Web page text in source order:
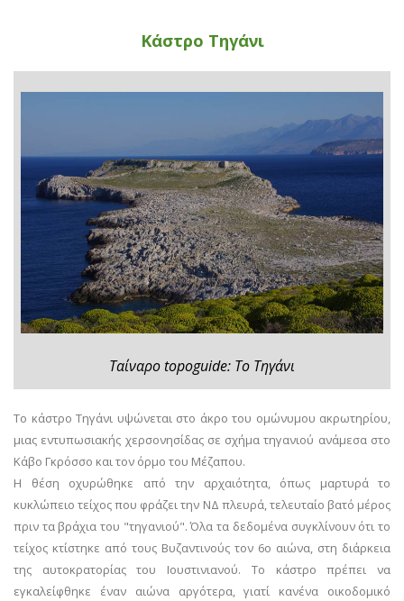
Κάστρο Τηγάνι
Ταίναρο topoguide: Το Τηγάνι
Το κάστρο Τηγάνι υψώνεται στο άκρο του ομώνυμου ακρωτηρίου,
μιας εντυπωσιακής χερσονησίδας σε σχήμα τηγανιού ανάμεσα στο
Κάβο Γκρόσσο και τον όρμο του Μέζαπου.
Η θέση οχυρώθηκε από την αρχαιότητα, όπως μαρτυρά το
κυκλώπειο τείχος που φράζει την ΝΔ πλευρά, τελευταίο βατό μέρος
πριν τα βράχια του "τηγανιού". Όλα τα δεδομένα συγκλίνουν ότι το
τείχος κτίστηκε από τους Βυζαντινούς τον 6ο αιώνα, στη διάρκεια
της αυτοκρατορίας του Ιουστινιανού. Το κάστρο πρέπει να
εγκαλείφθηκε έναν αιώνα αργότερα, γιατί κανένα οικοδομικό